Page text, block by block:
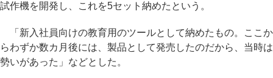
試作機を開発し、これを5セット納めたという。
「新入社員向けの教育用のツールとして納めたもの。ここか
らわずか数カ月後には、製品として発売したのだから、当時は
勢いがあった」などとした。